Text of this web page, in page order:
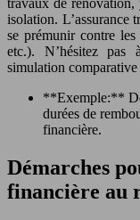
travaux de rénovation,
isolation. L’assurance
se prémunir contre les
etc.). N’hésitez
simulation comparative
**Exemple:**
durées de
financière.
Démarches
financière au